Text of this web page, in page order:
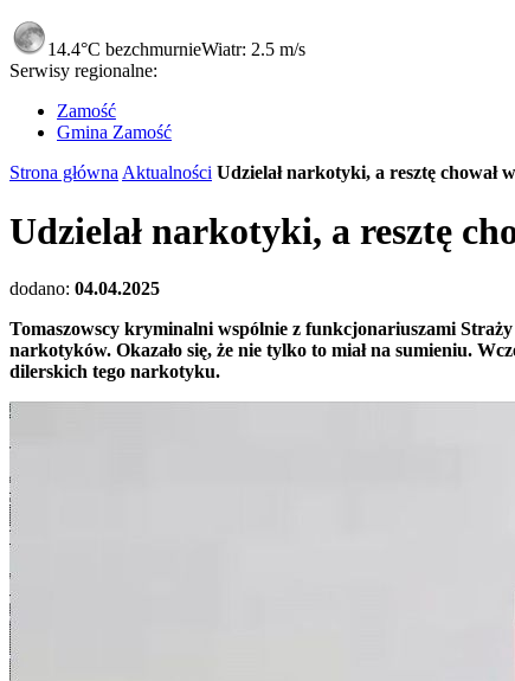
14.4°C bezchmurnieWiatr: 2.5 m/s
Serwisy regionalne:
Zamość
Gmina Zamość
Strona główna Aktualności Udzielał narkotyki, a resztę chował
Udzielał narkotyki, a resztę
dodano: 04.04.2025
Tomaszowscy kryminalni wspólnie z funkcjonariuszami
narkotyków. Okazało się, że nie tylko to miał na sumieniu.
dilerskich tego narkotyku.